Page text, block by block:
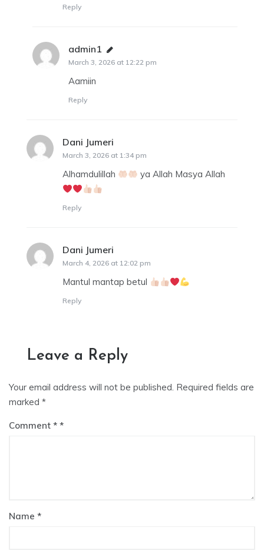
Reply
admin1 says:
March 3, 2026 at 12:22 pm
Aamiin
Reply
Dani Jumeri
March 3, 2026 at 1:34 pm
Alhamdulillah ya Allah Masya Allah
Reply
Dani Jumeri
March 4, 2026 at 12:02 pm
Mantul mantap betul
Reply
Leave a Reply
Your email address will not be published. Required fields are
marked *
Comment *
Name *